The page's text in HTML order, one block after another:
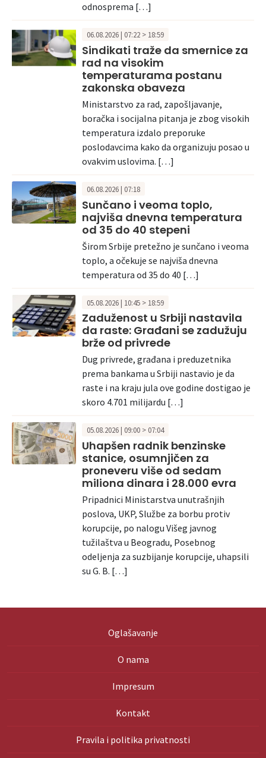
odnosprema […]
06.08.2026 | 07:22 > 18:59
Sindikati traže da smernice za
rad na visokim
temperaturama postanu
zakonska obaveza
Ministarstvo za rad, zapošljavanje,
boračka i socijalna pitanja je zbog visokih
temperatura izdalo preporuke
poslodavcima kako da organizuju posao u
ovakvim uslovima. […]
06.08.2026 | 07:18
Sunčano i veoma toplo,
najviša dnevna temperatura
od 35 do 40 stepeni
Širom Srbije pretežno je sunčano i veoma
toplo, a očekuje se najviša dnevna
temperatura od 35 do 40 […]
05.08.2026 | 10:45 > 18:59
Zaduženost u Srbiji nastavila
da raste: Građani se zadužuju
brže od privrede
Dug privrede, građana i preduzetnika
prema bankama u Srbiji nastavio je da
raste i na kraju jula ove godine dostigao je
skoro 4.701 milijardu […]
05.08.2026 | 09:00 > 07:04
Uhapšen radnik benzinske
stanice, osumnjičen za
proneveru više od sedam
miliona dinara i 28.000 evra
Pripadnici Ministarstva unutrašnjih
poslova, UKP, Službe za borbu protiv
korupcije, po nalogu Višeg javnog
tužilaštva u Beogradu, Posebnog
odeljenja za suzbijanje korupcije, uhapsili
su G. B. […]
Oglašavanje
O nama
Impresum
Kontakt
Pravila i politika privatnosti